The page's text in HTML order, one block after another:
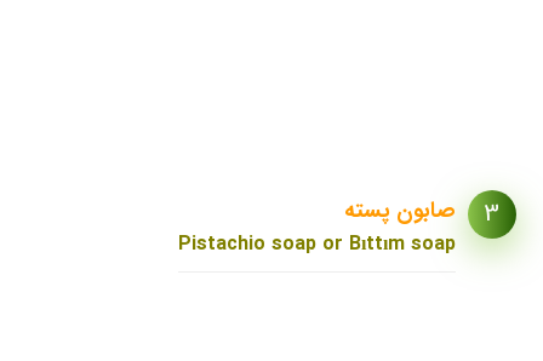
3 صابون پسته
Pistachio soap or Bıttım soap